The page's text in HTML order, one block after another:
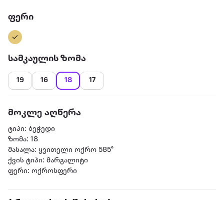
ფერი
სამკაულის ზომა
19 16 18 17
მოკლე აღწერა
ტიპი: ბეჭედი
ზომა: 18
მასალა: ყვითელი ოქრო 585°
ქვის ტიპი: მარგალიტი
ფერი: ოქროსფერი